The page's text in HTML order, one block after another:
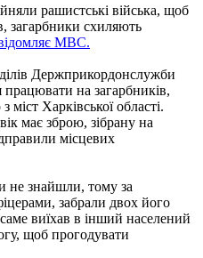
рашистські війська, щоб
загарбники схиляють
МВС.
Держприкордонслужби
на загарбників,
Харківської області.
має зброю, зібрану на
місцевих
не знайшли, тому за
забрали двох його
виїхав в інший населений
щоб прогодувати